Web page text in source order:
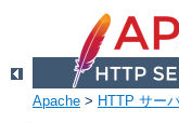
Apache > HTTP サー